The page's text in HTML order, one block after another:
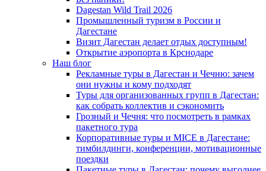
Dagestan Wild Trail 2026
Промышленный туризм в России и
Дагестане
Визит Дагестан делает отдых доступным!
Открытие аэропорта в Крснодаре
Наш блог
Рекламные туры в Дагестан и Чечню: зачем
они нужны и кому подходят
Туры для организованных групп в Дагестан:
как собрать коллектив и сэкономить
Грозный и Чечня: что посмотреть в рамках
пакетного тура
Корпоративные туры и MICE в Дагестане:
тимбилдинги, конференции, мотивационные
поездки